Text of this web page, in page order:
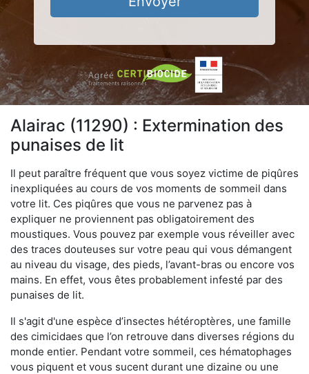
Alairac (11290) : Extermination des
punaises de lit
Il peut paraître fréquent que vous soyez victime de piqûres
inexpliquées au cours de vos moments de sommeil dans
votre lit. Ces piqûres que vous ne parvenez pas à
expliquer ne proviennent pas obligatoirement des
moustiques. Vous pouvez par exemple vous réveiller avec
des traces douteuses sur votre peau qui vous démangent
au niveau du visage, des pieds, l’avant-bras ou encore vos
mains. En effet, vous êtes probablement infesté par des
punaises de lit.
Il s'agit d'une espèce d’insectes hétéroptères, une famille
des cimicidaes que l’on retrouve dans diverses régions du
monde entier. Pendant votre sommeil, ces hématophages
vous piquent et vous sucent durant une dizaine ou une